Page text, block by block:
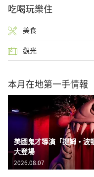
吃喝玩樂住
美食
觀光
本月在地第一手情報
美國鬼才導演「提姆・波
大登場
2026.08.07